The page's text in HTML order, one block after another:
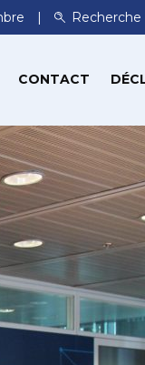
Recherche
CONTACT